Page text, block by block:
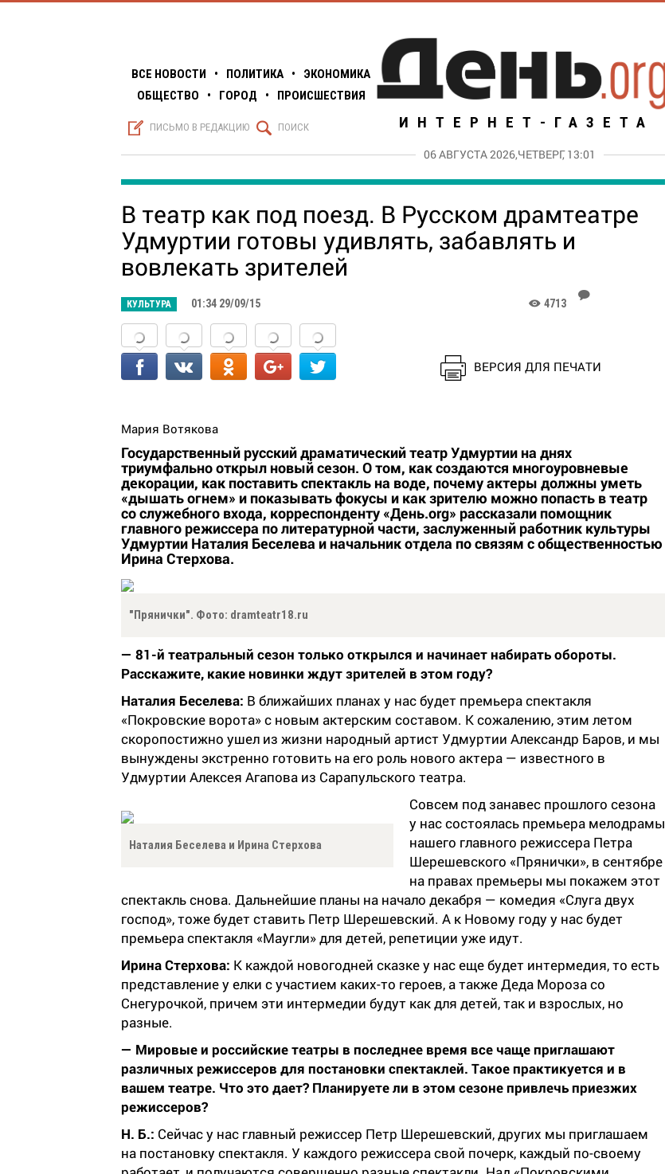
ВСЕ НОВОСТИ • ПОЛИТИКА •
ЭКОНОМИКА
ОБЩЕСТВО
• ГОРОД • ПРОИСШЕСТВИЯ
S ПИСЬМО В РЕДАКЦИЮ Q ПОИСК ИНТЕРНЕТ-ГАЗЕТА
06 АВГУСТА 2026,ЧЕТВЕРГ, 13:01
В театр как под поезд. В Русском драмтеатре
Удмуртии готовы удивлять, забавлять и
вовлекать зрителей
КУЛЬТУРА 01:34 29/09/15 K4713
J
ВЕРСИЯ ДЛЯ ПЕЧАТИ
Мария Вотякова
Государственный русский драматический театр Удмуртии на днях
триумфально открыл новый сезон. О том, как создаются многоуровневые
декорации, как поставить спектакль на воде, почему актеры должны уметь
«дышать огнем» и показывать фокусы и как зрителю можно попасть в театр
со служебного входа, корреспонденту «День.org» рассказали помощник
главного режиссера по литературной части, заслуженный работник культуры
Удмуртии Наталия Беселева и начальник отдела по связям с общественностью
Ирина Стерхова.
"Прянички". Фото: dramteatr18.ru
— 81-й театральный сезон только открылся и начинает набирать обороты.
Расскажите, какие новинки ждут зрителей в этом году?
Наталия Беселева: В ближайших планах у нас будет премьера спектакля
«Покровские ворота» с новым актерским составом. К сожалению, этим летом
скоропостижно ушел из жизни народный артист Удмуртии Александр Баров, и мы
вынуждены экстренно готовить на его роль нового актера — известного в
Удмуртии Алексея Агапова из Сарапульского театра.
Наталия Беселева и Ирина Стерхова
Совсем под занавес прошлого сезона
у нас состоялась премьера мелодрамы
нашего главного режиссера Петра
Шерешевского «Прянички», в сентябре
на правах премьеры мы покажем этот
спектакль снова. Дальнейшие планы на начало декабря — комедия «Слуга двух
господ», тоже будет ставить Петр Шерешевский. А к Новому году у нас будет
премьера спектакля «Маугли» для детей, репетиции уже идут.
Ирина Стерхова: К каждой новогодней сказке у нас еще будет интермедия, то есть
представление у елки с участием каких-то героев, а также Деда Мороза со
Снегурочкой, причем эти интермедии будут как для детей, так и взрослых, но
разные.
— Мировые и российские театры в последнее время все чаще приглашают
различных режиссеров для постановки спектаклей. Такое практикуется и в
вашем театре. Что это дает? Планируете ли в этом сезоне привлечь приезжих
режиссеров?
Н. Б.: Сейчас у нас главный режиссер Петр Шерешевский, других мы приглашаем
на постановку спектакля. У каждого режиссера свой почерк, каждый по-своему